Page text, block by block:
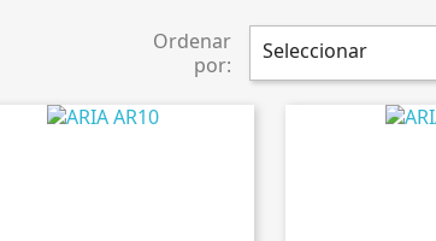
Ordenar
por:
Seleccionar